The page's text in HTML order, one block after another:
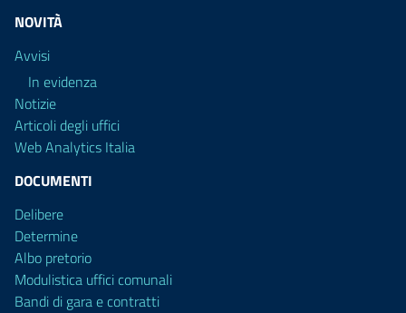
NOVITÀ
Avvisi
In evidenza
Notizie
Articoli degli uffici
Web Analytics Italia
DOCUMENTI
Delibere
Determine
Albo pretorio
Modulistica uffici comunali
Bandi di gara e contratti